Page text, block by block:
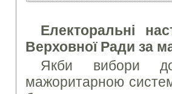
Електоральні
Верховної Ради за
Якби вибори
мажоритарною